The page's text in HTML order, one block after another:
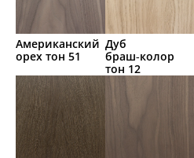
Американский
орех тон 51
Дуб
браш‑колор
тон 12